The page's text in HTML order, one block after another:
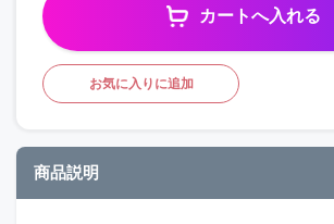
カートへ入れる
お気に入りに追加
商品説明